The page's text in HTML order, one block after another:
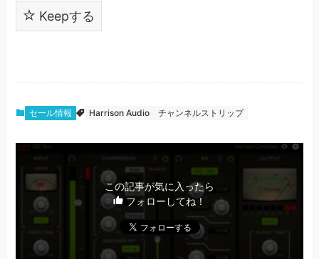
Keepする
セール情報 Harrison Audio チャンネルストリップ
この記事が気に入ったら
フォローしてね！